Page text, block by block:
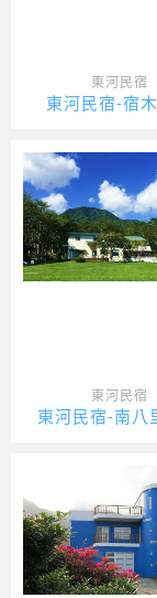
東河民宿
東河民宿-宿
東河民宿
東河民宿-南八